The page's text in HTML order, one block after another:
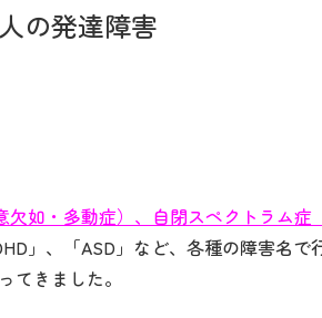
の発達障害
欠如・多動症）、自閉スペクトラム
」、「ASD」など、各種の障害名で
てきました。